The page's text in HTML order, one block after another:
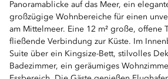
Panoramablicke auf das Meer, ein
großzügige Wohnbereiche für einen
am Mittelmeer. Eine 12 m² große, offene
fließende Verbindung zur Küste. Im
Suite über ein Kingsize-Bett, stilvolles
Badezimmer, ein geräumiges